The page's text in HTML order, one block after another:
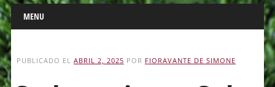
Main menu
Skip
to
content
MENU
PUBLICADO EL ABRIL 2, 2025 POR FIORAVANTE DE SIMONE